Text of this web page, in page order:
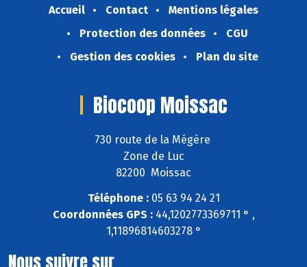
Accueil Contact
Mentions légales
Protection des données
CGU
Gestion des cookies
Plan du site
Biocoop Moissac
730 route de la Mégère
Zone de Luc
82200 Moissac
Téléphone :05 63 94 24 21
Coordonnées GPS :44,1202773369711 ° ,
1,11896814603278 °